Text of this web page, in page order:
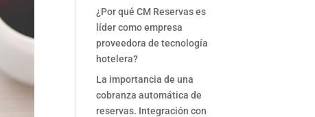
¿Por qué CM Reservas es
líder como empresa
proveedora de tecnología
hotelera?
La importancia de una
cobranza automática de
reservas. Integración con